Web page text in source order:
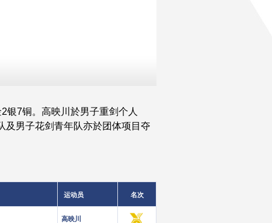
银7铜。高映川於男子重剑个人
及男子花剑青年队亦於团体项目夺
运动员 名次
高映川